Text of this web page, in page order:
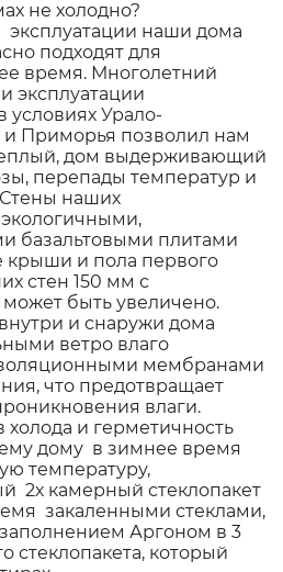
не холодно?
эксплуатации наши дома
подходят для
время. Многолетний
эксплуатации
условиях Урало-
и Приморья позволил нам
дом выдерживающий
перепады температур и
наших
базальтовыми плитами
крыши и пола первого
стен 150 мм с
быть увеличено.
и снаружи дома
ветро влаго
мембранами
что предотвращает
влаги.
холода и герметичность
дому в зимнее время
температуру,
2х камерный стеклопакет
закаленными стеклами,
Аргоном в 3
стеклопакета, который